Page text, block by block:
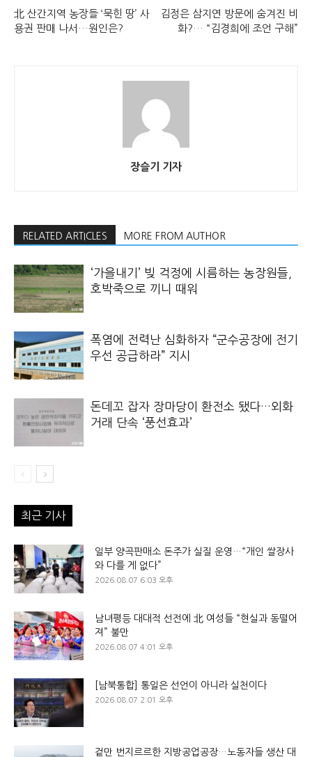
北 산간지역 농장들 ‘묵힌 땅’ 사
용권 판매 나서…원인은?
김정은 삼지연 방문에 숨겨진 비
화?… “김경희에 조언 구해”
장슬기 기자
RELATED ARTICLES MORE FROM AUTHOR
‘가을내기’ 빚 걱정에 시름하는 농장원들,
호박죽으로 끼니 때워
폭염에 전력난 심화하자 “군수공장에 전기
우선 공급하라” 지시
돈데꼬 잡자 장마당이 환전소 됐다…외화
거래 단속 ‘풍선효과’
최근 기사
일부 양곡판매소 돈주가 실질 운영…“개인 쌀장사
와 다를 게 없다”
2026.08.07 6:03 오후
남녀평등 대대적 선전에 北 여성들 “현실과 동떨어
져” 불만
2026.08.07 4:01 오후
[남북통합] 통일은 선언이 아니라 실천이다
2026.08.07 2:01 오후
겉만 번지르르한 지방공업공장…노동자들 생산 대